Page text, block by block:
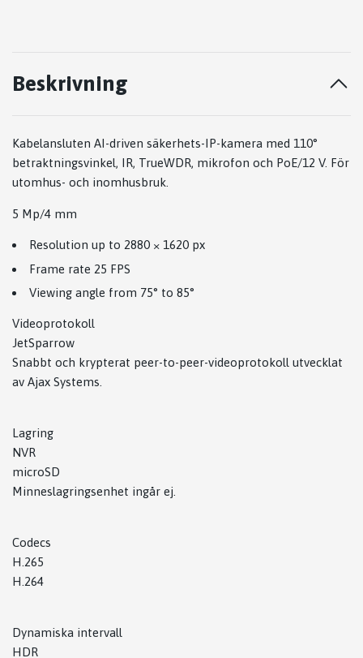
Beskrivning
Kabelansluten AI-driven säkerhets-IP-kamera med 110°
betraktningsvinkel, IR, TrueWDR, mikrofon och PoE/12 V. För
utomhus- och inomhusbruk.
5 Mp/4 mm
Resolution up to 2880 × 1620 px
Frame rate 25 FPS
Viewing angle from 75° to 85°
Videoprotokoll
JetSparrow
Snabbt och krypterat peer-to-peer-videoprotokoll utvecklat
av Ajax Systems.
Lagring
NVR
microSD
Minneslagringsenhet ingår ej.
Codecs
H.265
H.264
Dynamiska intervall
HDR